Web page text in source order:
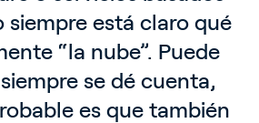
siempre está claro qué
“la nube”. Puede
se dé cuenta,
es que también